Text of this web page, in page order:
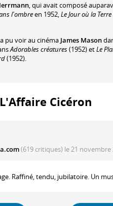
, qui avait composé
l'ombreen 1952,Le Jour où la
pu voir au cinéma James Mason
Adorables créatures(1952) etLe
(1952).
Cicéron
(619 critiques) le 21 novembre
Raffiné, tendu, jubilatoire. Un